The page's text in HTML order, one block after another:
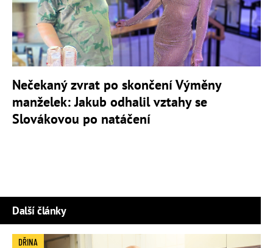
Nečekaný zvrat po skončení Výměny
manželek: Jakub odhalil vztahy se
Slovákovou po natáčení
Další články
DŘINA